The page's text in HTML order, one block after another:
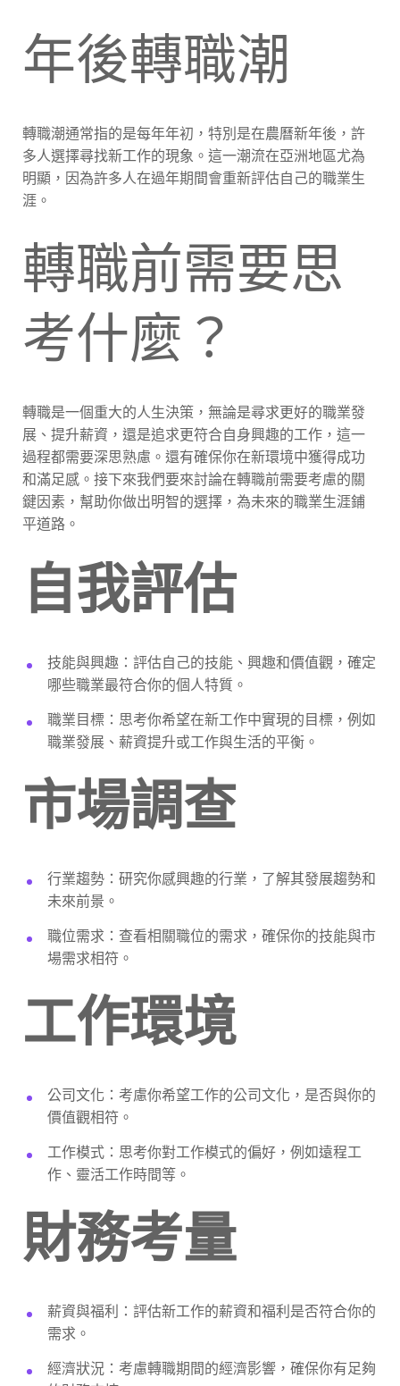
年後轉職潮
轉職潮通常指的是每年年初，特別是在農曆新年後，許
多人選擇尋找新工作的現象。這一潮流在亞洲地區尤為
明顯，因為許多人在過年期間會重新評估自己的職業生
涯。
轉職前需要思
考什麼？
轉職是一個重大的人生決策，無論是尋求更好的職業發
展、提升薪資，還是追求更符合自身興趣的工作，這一
過程都需要深思熟慮。還有確保你在新環境中獲得成功
和滿足感。接下來我們要來討論在轉職前需要考慮的關
鍵因素，幫助你做出明智的選擇，為未來的職業生涯鋪
平道路。
自我評估
技能與興趣：評估自己的技能、興趣和價值觀，確定
哪些職業最符合你的個人特質。
職業目標：思考你希望在新工作中實現的目標，例如
職業發展、薪資提升或工作與生活的平衡。
市場調查
行業趨勢：研究你感興趣的行業，了解其發展趨勢和
未來前景。
職位需求：查看相關職位的需求，確保你的技能與市
場需求相符。
工作環境
公司文化：考慮你希望工作的公司文化，是否與你的
價值觀相符。
工作模式：思考你對工作模式的偏好，例如遠程工
作、靈活工作時間等。
財務考量
薪資與福利：評估新工作的薪資和福利是否符合你的
需求。
經濟狀況：考慮轉職期間的經濟影響，確保你有足夠